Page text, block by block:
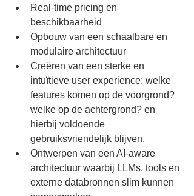
Real-time pricing en
beschikbaarheid
Opbouw van een schaalbare en
modulaire architectuur
Creëren van een sterke en
intuïtieve user experience: welke
features komen op de voorgrond?
welke op de achtergrond? en
hierbij voldoende
gebruiksvriendelijk blijven.
Ontwerpen van een AI-aware
architectuur waarbij LLMs, tools en
externe databronnen slim kunnen